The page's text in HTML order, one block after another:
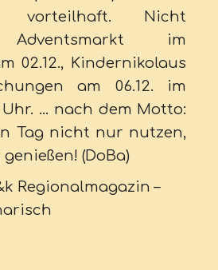
vorteilhaft. Nicht
Adventsmarkt im
02.12., Kindernikolaus
am 06.12. im
Uhr. … nach dem Motto:
Tag nicht nur nutzen,
(DoBa)
Regionalmagazin –